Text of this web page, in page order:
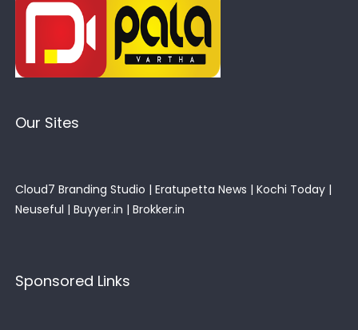
Our Sites
Cloud7 Branding Studio | Eratupetta News | Kochi Today |
Neuseful | Buyyer.in | Brokker.in
Sponsored Links